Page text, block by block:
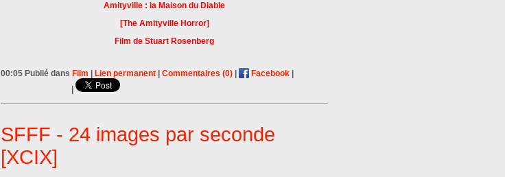
Amityville : la Maison du Diable
[The Amityville Horror]
Film de Stuart Rosenberg
00:05 Publié dans Film Lien permanent Commentaires (0) Facebook
SFFF - 24 images par seconde
[XCIX]